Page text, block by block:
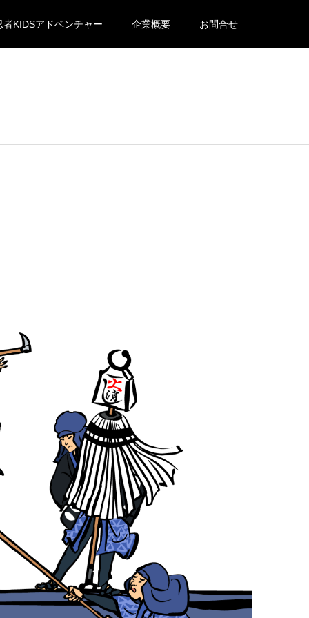
者KIDSアドベンチャー 企業概要 お問合せ